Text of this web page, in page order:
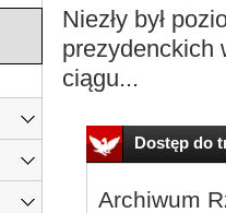
Niezły był
prezydenckich
ciągu...
Dostęp do
Archiwum